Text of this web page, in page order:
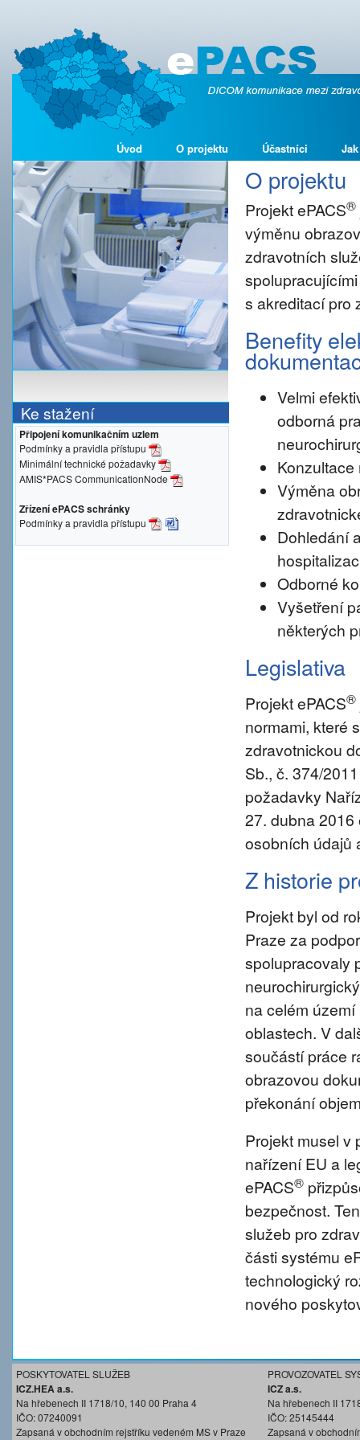
Úvod O projektu Účastníci
Ke stažení
Připojení komunikačním uzlem
Podmínky a pravidla přístupu
Minimální technické požadavky
AMIS*PACS CommunicationNode
Zřízení ePACS schránky
Podmínky a pravidla přístupu
O projektu
Projekt ePACS®
výměnu
zdravotních
s akreditací pro
Benefity
Velmi
odborná
Výměna
Dohledání
Odborné
Vyšetření
některých
Legislativa
Projekt ePACS®
normami, které
zdravotnickou
Sb., č. 374/
požadavky
27. dubna
osobních údajů
Z historie
Projekt byl od
Praze za
spolupracovaly
na celém
oblastech. V
součástí práce
obrazovou
překonání
Projekt musel v
nařízení EU a
ePACS®
bezpečnost.
služeb pro
části systému
technologický
nového
POSKYTOVATEL SLUŽEB
ICZ.HEA a.s.
Na hřebenech II 1718/10, 140 00 Praha 4
IČO: 07240091
Zapsaná v obchodním rejstříku vedeném MS v Praze
PROVOZOVATEL
ICZ a.s.
Na hřebenech II
IČO: 25145444
Zapsaná v